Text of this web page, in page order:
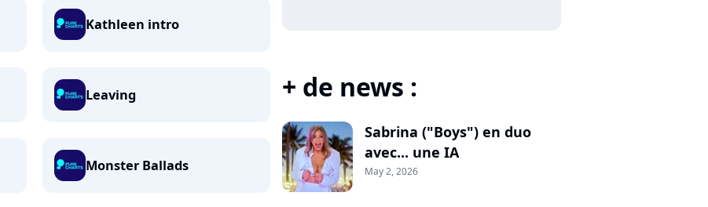
Kathleen intro
Leaving
Monster Ballads
+ de news :
Sabrina ("Boys") en duo
avec... une IA
May 2, 2026